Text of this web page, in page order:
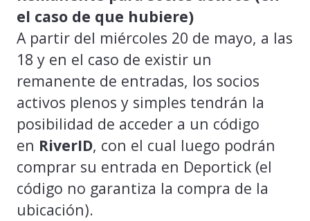
el caso de que hubiere)
A partir del miércoles 20 de mayo, a las
18 y en el caso de existir un
remanente de entradas, los socios
activos plenos y simples tendrán la
posibilidad de acceder a un código
en RiverID, con el cual luego podrán
comprar su entrada en Deportick (el
código no garantiza la compra de la
ubicación).